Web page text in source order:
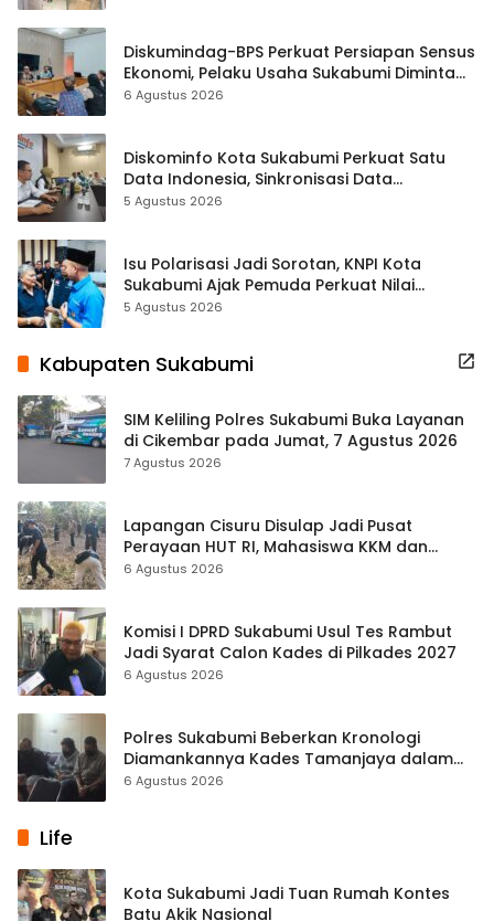
Diskumindag-BPS Perkuat Persiapan Sensus
Ekonomi, Pelaku Usaha Sukabumi Diminta
Terbuka Beri Data
6 Agustus 2026
Diskominfo Kota Sukabumi Perkuat Satu
Data Indonesia, Sinkronisasi Data
Kewilayahan Dikebut
5 Agustus 2026
Isu Polarisasi Jadi Sorotan, KNPI Kota
Sukabumi Ajak Pemuda Perkuat Nilai
Kebangsaan
5 Agustus 2026
Kabupaten Sukabumi
SIM Keliling Polres Sukabumi Buka Layanan
di Cikembar pada Jumat, 7 Agustus 2026
7 Agustus 2026
Lapangan Cisuru Disulap Jadi Pusat
Perayaan HUT RI, Mahasiswa KKM dan
Warga Satukan Tenaga
6 Agustus 2026
Komisi I DPRD Sukabumi Usul Tes Rambut
Jadi Syarat Calon Kades di Pilkades 2027
6 Agustus 2026
Polres Sukabumi Beberkan Kronologi
Diamankannya Kades Tamanjaya dalam
Kasus Sabu
6 Agustus 2026
Life
Kota Sukabumi Jadi Tuan Rumah Kontes
Batu Akik Nasional